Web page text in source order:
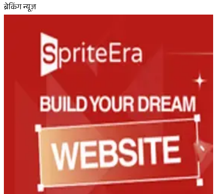
ब्रेकिंग न्यूज़